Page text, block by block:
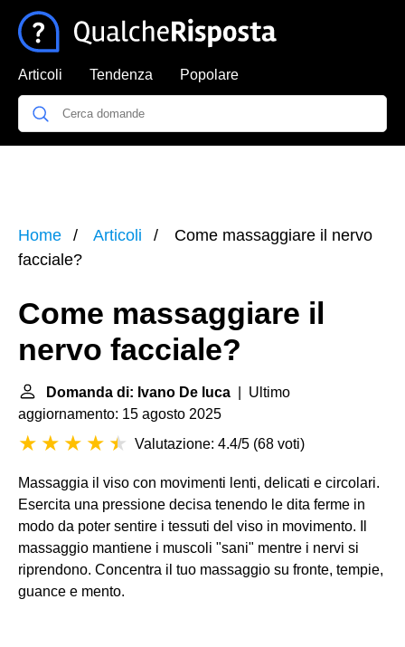
Articoli Tendenza Popolare
Home Articoli
Come massaggiare il nervo
facciale?
Come massaggiare il
nervo facciale?
Domanda di: Ivano De luca | Ultimo
aggiornamento: 15 agosto 2025
Valutazione: 4.4/5 (68 voti)
Massaggia il viso con movimenti lenti, delicati e circolari.
Esercita una pressione decisa tenendo le dita ferme in
modo da poter sentire i tessuti del viso in movimento. Il
massaggio mantiene i muscoli "sani" mentre i nervi si
riprendono. Concentra il tuo massaggio su fronte, tempie,
guance e mento.